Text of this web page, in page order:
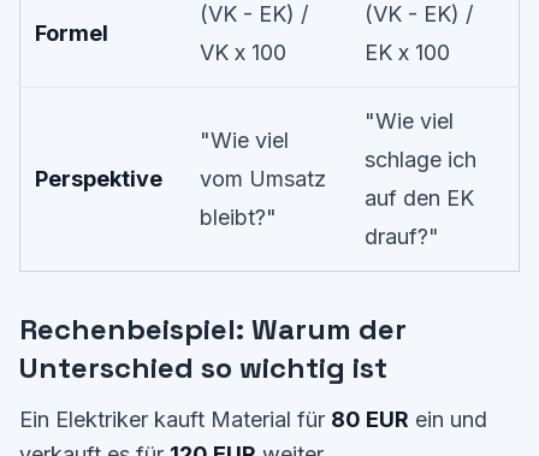
Formel
(VK - EK) /
VK x 100
(VK - EK) /
EK x 100
Perspektive
"Wie viel
vom Umsatz
bleibt?"
"Wie viel
schlage ich
auf den EK
drauf?"
Rechenbeispiel: Warum der
Unterschied so wichtig ist
Ein Elektriker kauft Material für 80 EUR ein und